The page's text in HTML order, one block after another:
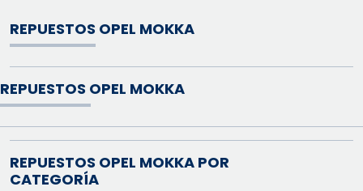
REPUESTOS OPEL MOKKA
REPUESTOS OPEL MOKKA
REPUESTOS OPEL MOKKA POR
CATEGORÍA